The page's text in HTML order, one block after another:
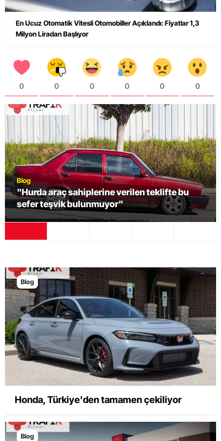
En Ucuz Otomatik Vitesli Otomobiller Açıklandı: Fiyatlar 1,3
Milyon Liradan Başlıyor
0 0 0 0 0 0
Blog
"Hurda araç sahiplerine verilen teklifte bu
sefer teşvik bulunmuyor"
Blog
Honda, Türkiye'den tamamen çekiliyor
Blog